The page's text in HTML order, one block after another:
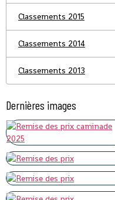
Classements 2015
Classements 2014
Classements 2013
Dernières images